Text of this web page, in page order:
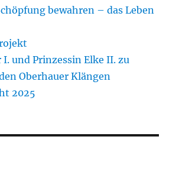
bewahren – das Leben
I. und Prinzessin Elke II. zu
Oberhauer Klängen
2025